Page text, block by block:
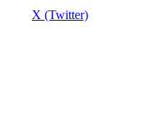
X (Twitter)